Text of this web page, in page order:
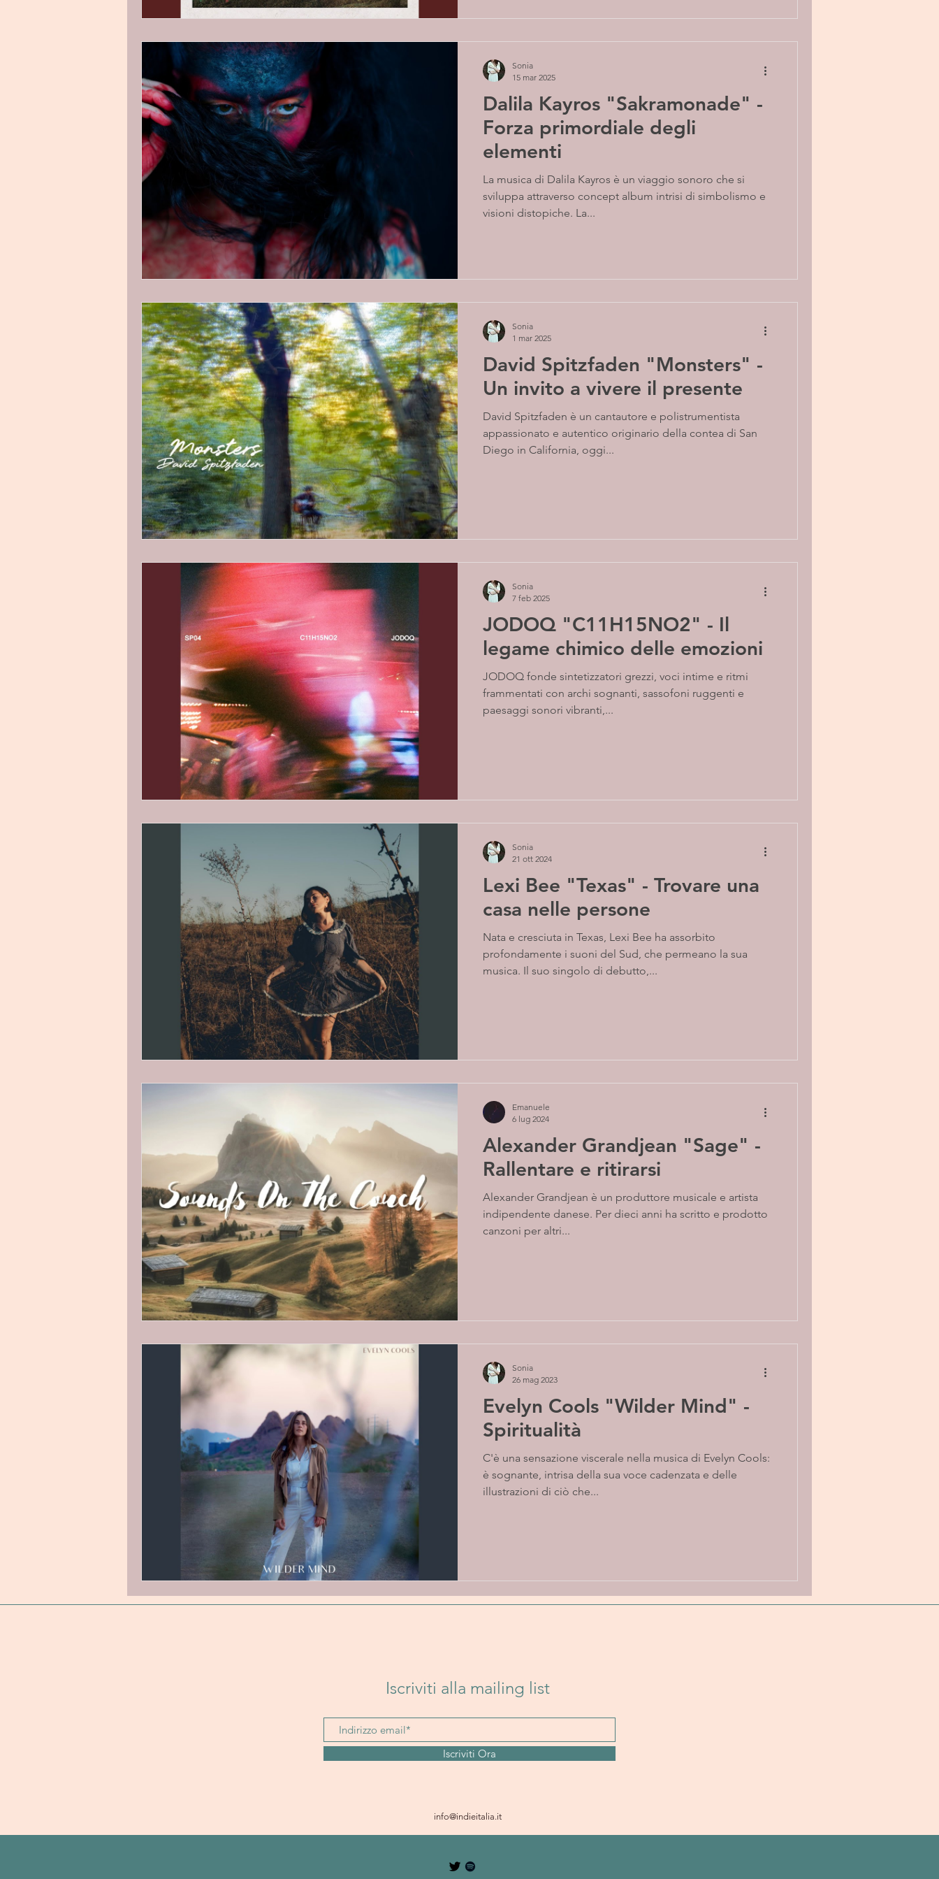
Dalila Kayros "Sakramonade" -
Forza primordiale degli
elementi
La musica di Dalila Kayros è un viaggio sonoro che si
sviluppa attraverso concept album intrisi di simbolismo e
visioni distopiche. La...
Sonia
15 mar 2025
David Spitzfaden "Monsters" -
Un invito a vivere il presente
David Spitzfaden è un cantautore e polistrumentista
appassionato e autentico originario della contea di San
Diego in California, oggi...
Sonia
1 mar 2025
JODOQ "C11H15NO2" - Il
legame chimico delle emozioni
JODOQ fonde sintetizzatori grezzi, voci intime e ritmi
frammentati con archi sognanti, sassofoni ruggenti e
paesaggi sonori vibranti,...
Sonia
7 feb 2025
Lexi Bee "Texas" - Trovare una
casa nelle persone
Nata e cresciuta in Texas, Lexi Bee ha assorbito
profondamente i suoni del Sud, che permeano la sua
musica. Il suo singolo di debutto,...
Sonia
21 ott 2024
Alexander Grandjean "Sage" -
Rallentare e ritirarsi
Alexander Grandjean è un produttore musicale e artista
indipendente danese. Per dieci anni ha scritto e prodotto
canzoni per altri...
Emanuele
6 lug 2024
Evelyn Cools "Wilder Mind" -
Spiritualità
C'è una sensazione viscerale nella musica di Evelyn Cools:
è sognante, intrisa della sua voce cadenzata e delle
illustrazioni di ciò che...
Sonia
26 mag 2023
Iscriviti alla mailing list
Iscriviti Ora
info@indieitalia.it